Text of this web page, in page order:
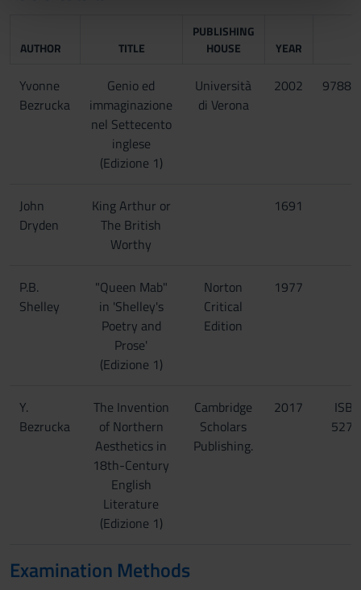
con altre informazioni che hai fornito loro o che hanno
AUTHOR TITLE
PUBLISHING
HOUSE
YEAR
Yvonne
Bezrucka
Genio ed
immaginazione
nel Settecento
inglese
(Edizione 1)
Università
di Verona
2002
John
Dryden
King Arthur or
The British
Worthy
1691
P.B.
Shelley
"Queen Mab"
in 'Shelley's
Poetry and
Prose'
(Edizione 1)
Norton
Critical
Edition
1977
Y.
Bezrucka
The Invention
of Northern
Aesthetics in
18th-Century
English
Literature
(Edizione 1)
Cambridge
Scholars
Publishing.
2017
Examination Methods